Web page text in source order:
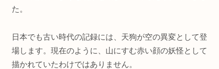
た。
日本でも古い時代の記録には、天狗が空の異変として登
場します。現在のように、山にすむ赤い顔の妖怪として
描かれていたわけではありません。